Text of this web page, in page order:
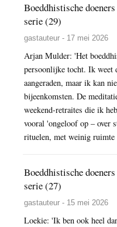
Boeddhistische
serie (29)
gastauteur - 17 mei 2026
Arjan Mulder: 'Het
persoonlijke tocht. Ik weet
aangeraden, maar ik kan
bijeenkomsten. De
weekend-retraites die ik
vooral 'ongeloof op – over
rituelen, met weinig ruimte
Boeddhistische
serie (27)
gastauteur - 15 mei 2026
Loekie: 'Ik ben ook heel